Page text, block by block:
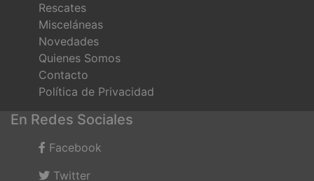
Rescates
Misceláneas
Novedades
Quienes Somos
Contacto
Política de Privacidad
En Redes Sociales
Facebook
Twitter